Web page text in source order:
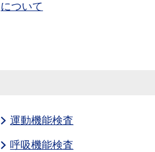
について
運動機能検査
呼吸機能検査